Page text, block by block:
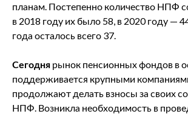
планам. Постепенно количество НПФ
в 2018 году их было 58, в 2020 году —
года осталось всего 37.
Сегодня рынок пенсионных фондов в
поддерживается крупными
продолжают делать взносы за своих
НПФ. Возникла необходимость в